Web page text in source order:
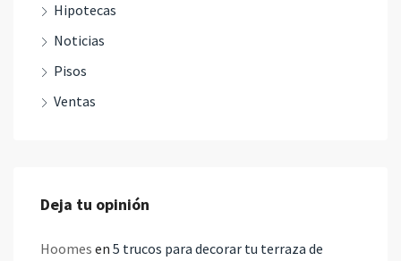
Hipotecas
Noticias
Pisos
Ventas
Deja tu opinión
Hoomes en 5 trucos para decorar tu terraza de